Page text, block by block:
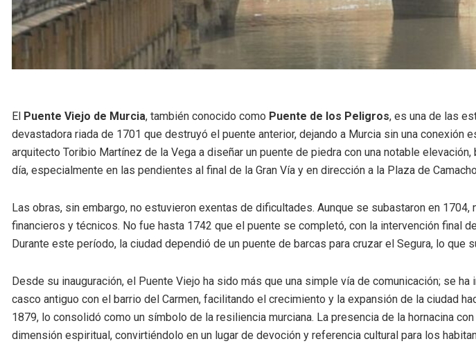
El Puente Viejo de Murcia, también conocido como Puente de los Peligros, es una de las
devastadora riada de 1701 que destruyó el puente anterior, dejando a Murcia sin una conexión
arquitecto Toribio Martínez de la Vega a diseñar un puente de piedra con una notable
día, especialmente en las pendientes al final de la Gran Vía y en dirección a la Plaza de
Las obras, sin embargo, no estuvieron exentas de dificultades. Aunque se subastaron en
financieros y técnicos. No fue hasta 1742 que el puente se completó, con la intervención final
Durante este período, la ciudad dependió de un puente de barcas para cruzar el Segura, lo que
Desde su inauguración, el Puente Viejo ha sido más que una simple vía de comunicación; se
casco antiguo con el barrio del Carmen, facilitando el crecimiento y la expansión de la ciudad
1879, lo consolidó como un símbolo de la resiliencia murciana. La presencia de la hornacina
dimensión espiritual, convirtiéndolo en un lugar de devoción y referencia cultural para los